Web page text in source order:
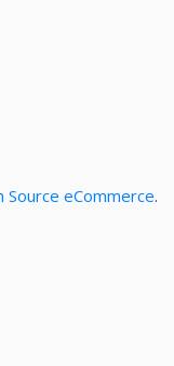
Source eCommerce.